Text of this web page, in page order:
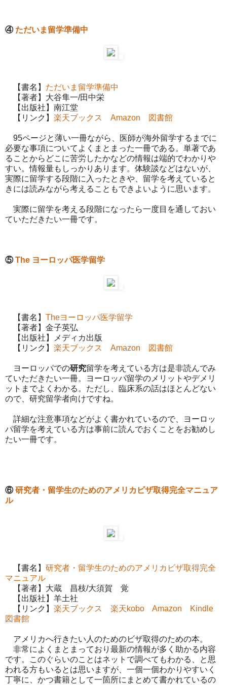
④ ただいま留学準備中
【書名】 ただいま留学準備中
【著者】大谷隼一/田中栄
【出版社】南江堂
【リンク】 楽天ブックス Amazon 図書館
95ページと薄い一冊ながら、医師が海外留学するまでに
必要な事項についてよくまとまった一冊である。単著であ
ることからどこに苦労したかなどの情報は端的でわかりや
すい。情報量もしっかりあります。体験談などはないが、
実際に留学する段階に入ったときや、留学を考えていると
きには読みながら考えることもできよいように思います。
実際に留学を考える段階になったら一度目を通しておい
ていただきたい一冊です。
⑤The ヨーロッパ医学留学
【書名】 Theヨーロッパ医学留学
【著者】金子英弘
【出版社】メディカ出版
【リンク】 楽天ブックス Amazon 図書館
ヨーロッパでの研究留学を考えている方は是非読んでみ
ていただきたい一冊。ヨーロッパ留学のメリットやデメリ
ットまでよくわかる。ただし、臨床系の話はほとんどない
ので、研究留学者向けですね。
詳細な注意事項などがよく書かれているので、ヨーロッ
パ留学を考えている方は事前に読んでおくことをお勧めし
たい一冊です。
⑥研究者・留学生のためのアメリカビザ取得完全マニュア
ル
【書名】 研究者・留学生のためのアメリカビザ取得完全
マニュアル
【著者】大蔵 昌枝/大須賀 覚
【出版社】羊土社
【リンク】 楽天ブックス 楽天kobo Amazon
Kindle
図書館
アメリカへ行きたい人のためのビザ取得のための本。
非常によくまとまっており最新の情報が多く助かる内容
です。このぐらいのことはネットで調べてもわかる、と思
われる方もいるとは思いますが、一個一個わかりやすいく
丁寧に、かつ書籍として一箇所にまとめて書かれているの